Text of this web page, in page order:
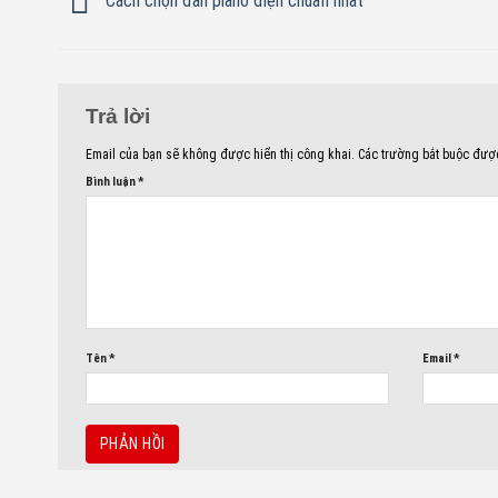
Trả lời
Email của bạn sẽ không được hiển thị công khai. Các trường bắt buộc
Bình luận*
Tên* Email*